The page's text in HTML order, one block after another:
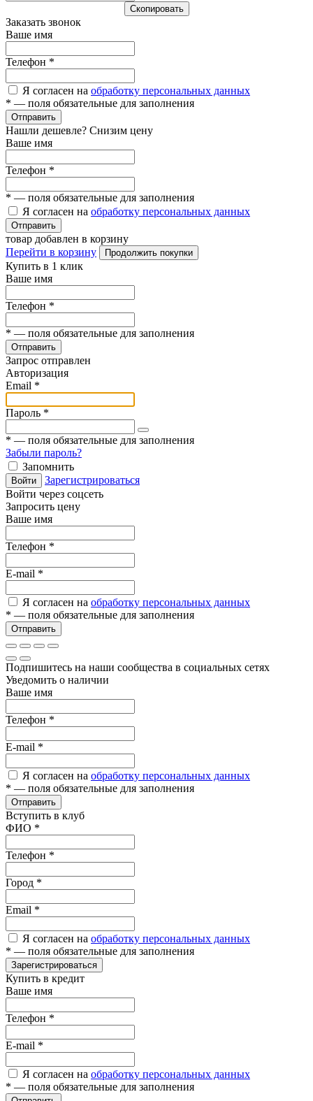
Cкопировать
Заказать звонок
Ваше имя
Телефон *
Я согласен на обработку персональных данных
* — поля обязательные для заполнения
Отправить
Нашли дешевле? Снизим цену
Ваше имя
Телефон *
* — поля обязательные для заполнения
Я согласен на обработку персональных данных
Отправить
товар добавлен в корзину
Перейти в корзину
Продолжить покупки
Купить в 1 клик
Ваше имя
Телефон *
* — поля обязательные для заполнения
Отправить
Запрос отправлен
Авторизация
Email *
Пароль *
* — поля обязательные для заполнения
Забыли пароль?
Запомнить
Войти
Зарегистрироваться
Войти через соцсеть
Запросить цену
Ваше имя
Телефон *
E-mail *
Я согласен на обработку персональных данных
* — поля обязательные для заполнения
Отправить
Подпишитесь на наши сообщества в социальных сетях
Уведомить о наличии
Ваше имя
Телефон *
E-mail *
Я согласен на обработку персональных данных
* — поля обязательные для заполнения
Отправить
Вступить в клуб
ФИО *
Телефон *
Город *
Email *
Я согласен на обработку персональных данных
* — поля обязательные для заполнения
Зарегистрироваться
Купить в кредит
Ваше имя
Телефон *
E-mail *
Я согласен на обработку персональных данных
* — поля обязательные для заполнения